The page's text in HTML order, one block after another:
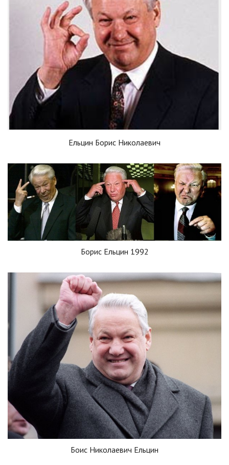
Ельцин Борис Николаевич
Борис Ельцин 1992
Боис Николаевич Ельцин